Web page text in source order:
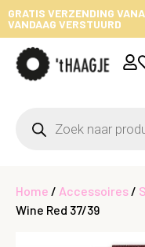
GRATIS VERZENDING
VANDAAG VERSTUURD
Home / Accessoires /
Wine Red 37/39